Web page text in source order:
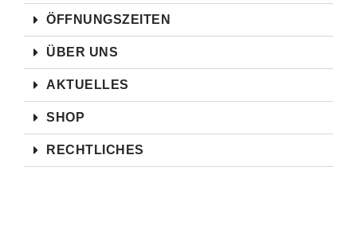
ÖFFNUNGSZEITEN
ÜBER UNS
AKTUELLES
SHOP
RECHTLICHES